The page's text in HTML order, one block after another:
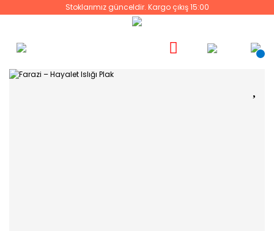
Stoklarımız günceldir. Kargo çıkış 15:00